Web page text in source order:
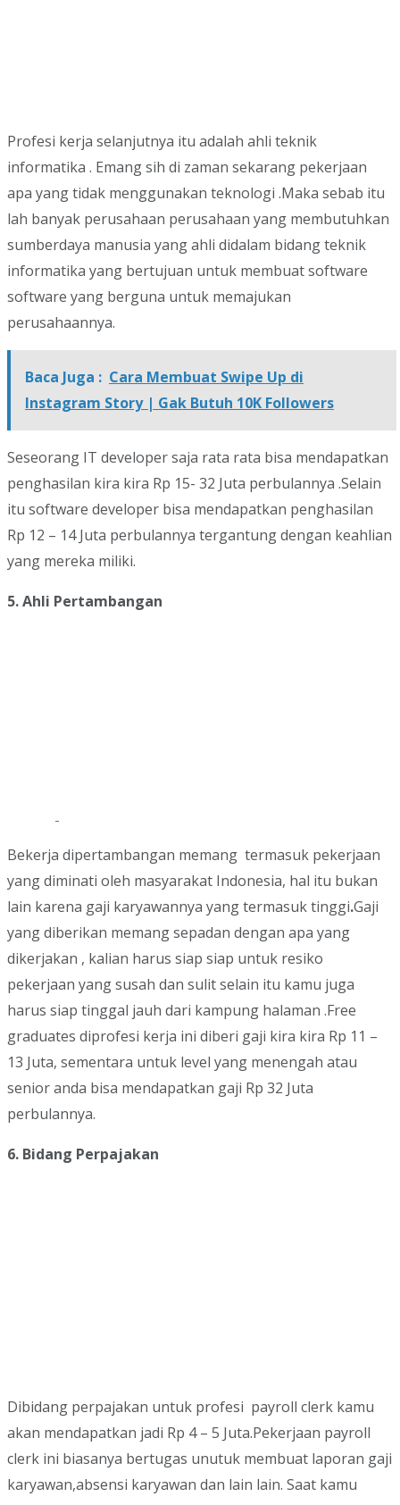
Profesi kerja selanjutnya itu adalah ahli teknik
informatika . Emang sih di zaman sekarang pekerjaan
apa yang tidak menggunakan teknologi .Maka sebab itu
lah banyak perusahaan perusahaan yang membutuhkan
sumberdaya manusia yang ahli didalam bidang teknik
informatika yang bertujuan untuk membuat software
software yang berguna untuk memajukan
perusahaannya.
Baca Juga : Cara Membuat Swipe Up di
Instagram Story | Gak Butuh 10K Followers
Seseorang IT developer saja rata rata bisa mendapatkan
penghasilan kira kira Rp 15- 32 Juta perbulannya .Selain
itu software developer bisa mendapatkan penghasilan
Rp 12 – 14 Juta perbulannya tergantung dengan keahlian
yang mereka miliki.
5. Ahli Pertambangan
Bekerja dipertambangan memang termasuk pekerjaan
yang diminati oleh masyarakat Indonesia, hal itu bukan
lain karena gaji karyawannya yang termasuk tinggi.Gaji
yang diberikan memang sepadan dengan apa yang
dikerjakan , kalian harus siap siap untuk resiko
pekerjaan yang susah dan sulit selain itu kamu juga
harus siap tinggal jauh dari kampung halaman .Free
graduates diprofesi kerja ini diberi gaji kira kira Rp 11 –
13 Juta, sementara untuk level yang menengah atau
senior anda bisa mendapatkan gaji Rp 32 Juta
perbulannya.
6. Bidang Perpajakan
Dibidang perpajakan untuk profesi payroll clerk kamu
akan mendapatkan jadi Rp 4 – 5 Juta.Pekerjaan payroll
clerk ini biasanya bertugas unutuk membuat laporan gaji
karyawan,absensi karyawan dan lain lain. Saat kamu